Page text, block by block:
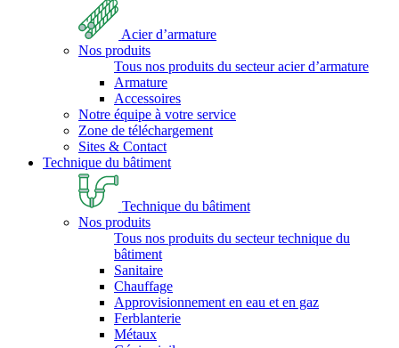
Acier d’armature
Nos produits
Tous nos produits du secteur acier d’armature
Armature
Accessoires
Notre équipe à votre service
Zone de téléchargement
Sites & Contact
Technique du bâtiment
Technique du bâtiment
Nos produits
Tous nos produits du secteur technique du
bâtiment
Sanitaire
Chauffage
Approvisionnement en eau et en gaz
Ferblanterie
Métaux